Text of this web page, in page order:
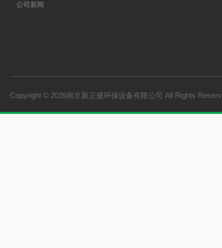
公司新闻
Copyright © 2026南京新正盛环保设备有限公司 All Rights